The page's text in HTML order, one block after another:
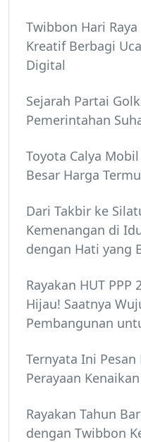
Twibbon Hari
Kreatif Berbagi
Digital
Sejarah Partai
Pemerintahan
Toyota Calya
Besar Harga
Dari Takbir ke
Kemenangan di
dengan Hati yang
Rayakan HUT
Hijau! Saatnya
Pembangunan
Ternyata Ini
Perayaan
Rayakan Tahun
dengan Twibbon